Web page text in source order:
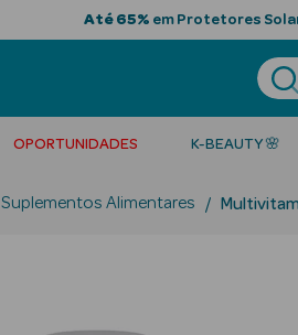
Até 65% em Protetores
OPORTUNIDADES K-BEAUTY 🌸
Suplementos Alimentares